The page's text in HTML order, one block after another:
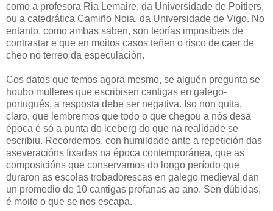
como a profesora Ria Lemaire, da Universidade de Poitiers,
ou a catedrática Camiño Noia, da Universidade de Vigo. No
entanto, como ambas saben, son teorías imposíbeis de
contrastar e que en moitos casos teñen o risco de caer de
cheo no terreo da especulación.
Cos datos que temos agora mesmo, se alguén pregunta se
houbo mulleres que escribisen cantigas en galego-
portugués, a resposta debe ser negativa. Iso non quita,
claro, que lembremos que todo o que chegou a nós desa
época é só a punta do iceberg do que na realidade se
escribiu. Recordemos, con humildade ante a repetición das
aseveracións fixadas na época contemporánea, que as
composicións que conservamos do longo período que
duraron as escolas trobadorescas en galego medieval dan
un promedio de 10 cantigas profanas ao ano. Sen dúbidas,
é moito o que se nos escapa.